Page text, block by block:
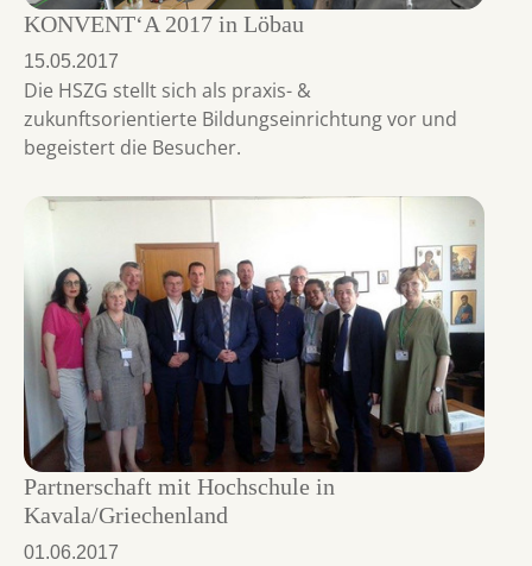
KONVENT‘A 2017 in Löbau
15.05.2017
Die HSZG stellt sich als praxis- &
zukunftsorientierte Bildungseinrichtung vor und
begeistert die Besucher.
Partnerschaft mit Hochschule in
Kavala/Griechenland
01.06.2017